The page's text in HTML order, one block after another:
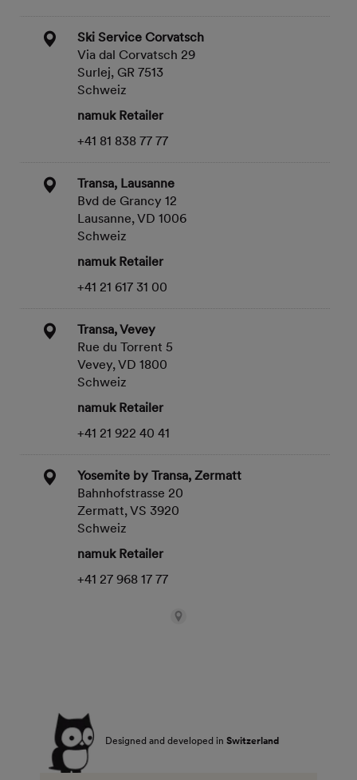
Ski Service Corvatsch
Via dal Corvatsch 29
Surlej, GR 7513
Schweiz
namuk Retailer
+41 81 838 77 77
Transa, Lausanne
Bvd de Grancy 12
Lausanne, VD 1006
Schweiz
namuk Retailer
+41 21 617 31 00
Transa, Vevey
Rue du Torrent 5
Vevey, VD 1800
Schweiz
namuk Retailer
+41 21 922 40 41
Yosemite by Transa, Zermatt
Bahnhofstrasse 20
Zermatt, VS 3920
Schweiz
namuk Retailer
+41 27 968 17 77
Designed and developed in Switzerland